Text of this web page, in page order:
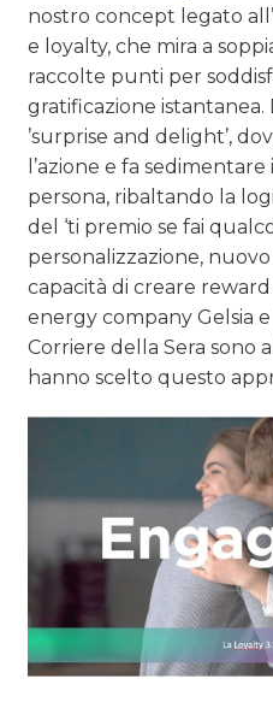
nostro concept legato
e loyalty, che mira a
raccolte punti per
gratificazione istantanea.
’surprise and delight’,
l’azione e fa
persona, ribaltando la
del ‘ti premio se fai
personalizzazione,
capacità di creare
energy company Gelsia
Corriere della Sera sono
hanno scelto questo